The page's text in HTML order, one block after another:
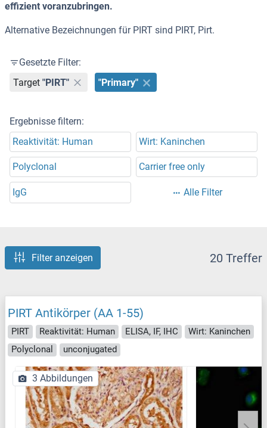
effizient voranzubringen.
Alternative Bezeichnungen für PIRT sind PIRT, Pirt.
Gesetzte Filter:
Target "PIRT" "Primary"
Ergebnisse filtern:
Reaktivität: Human
Wirt: Kaninchen
Polyclonal Carrier free only
IgG Alle Filter
Filter anzeigen 20 Treffer
PIRT Antikörper (AA 1-55)
PIRT Reaktivität: Human ELISA, IF, IHC
Wirt: Kaninchen
Polyclonal
unconjugated
3 Abbildungen